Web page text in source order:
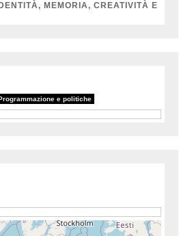
MEMORIA, CREATIVITÀ E
e politiche